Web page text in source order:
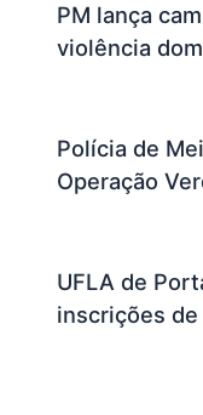
PM lança
violência
Polícia de
Operação
UFLA de
inscrições